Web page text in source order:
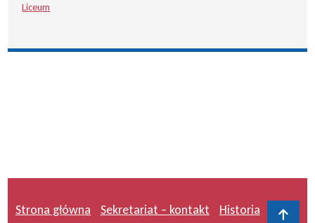
Liceum
Strona główna Sekretariat – kontakt Historia Do